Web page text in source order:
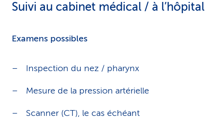
Suivi au cabinet médical / à l’hôpital
Examens possibles
Inspection du nez / pharynx
Mesure de la pression artérielle
Scanner (CT), le cas échéant